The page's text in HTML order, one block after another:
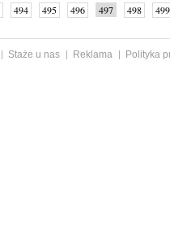
494 495 496 497 498
499
Staże u nas Reklama
Polityka